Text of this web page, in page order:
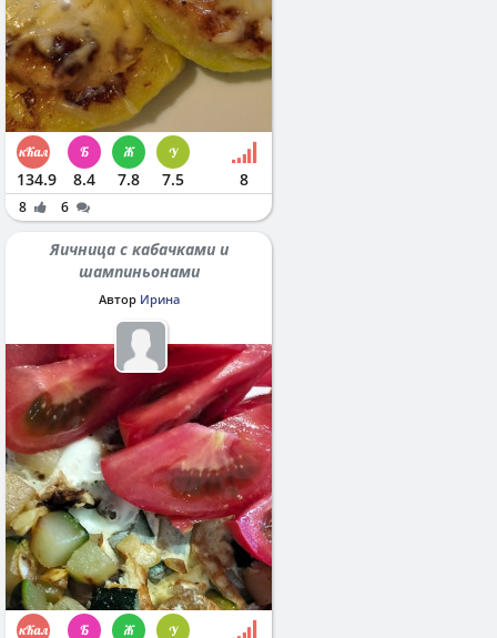
134.9 8.4 7.8 7.5 8
8 6
Яичница с кабачками и
шампиньонами
Автор Ирина